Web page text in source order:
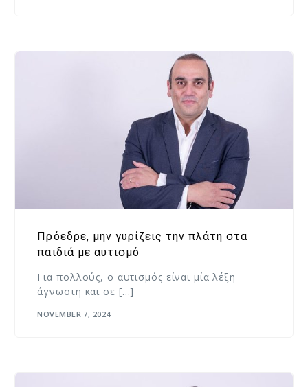
Πρόεδρε, μην γυρίζεις την πλάτη στα
παιδιά με αυτισμό
Για πολλούς, ο αυτισμός είναι μία λέξη
άγνωστη και σε […]
NOVEMBER 7, 2024